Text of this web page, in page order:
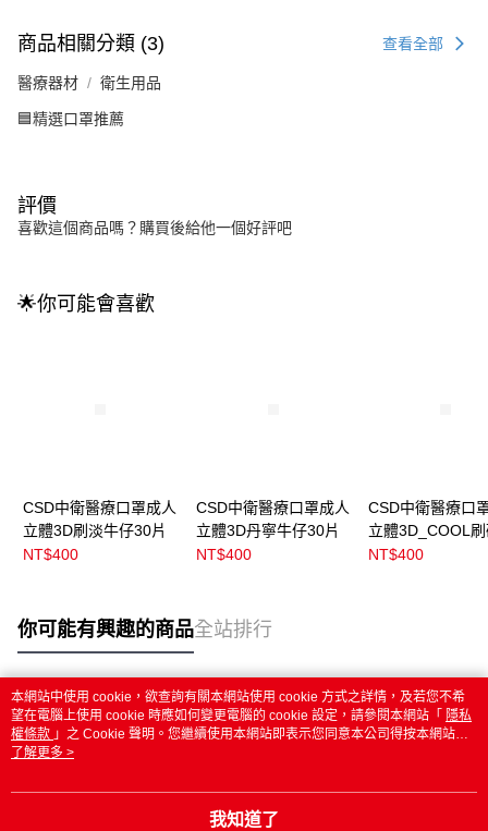
商品相關分類 (3) 查看全部
醫療器材 衛生用品
🟦精選口罩推薦
評價
喜歡這個商品嗎？購買後給他一個好評吧
🌟你可能會喜歡
CSD中衛醫療口罩成人
立體3D刷淡牛仔30片
NT$400
CSD中衛醫療口罩成人
立體3D丹寧牛仔30片
NT$400
CSD中衛醫療口
立體3D_COOL
仔
NT$400
你可能有興趣的商品全站排行
熱門標籤
本網站中使用 cookie，欲查詢有關本網站使用 cookie 方式之詳情，及若您不希
望在電腦上使用 cookie 時應如何變更電腦的 cookie 設定，請參閱本網站「 隱私
權條款 」之 Cookie 聲明。您繼續使用本網站即表示您同意本公司得按本網站使
用條款之 Cookie 聲明使用 cookie。
了解更多 >
我知道了